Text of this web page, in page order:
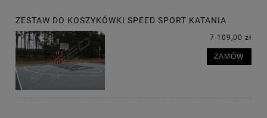
ZESTAW DO KOSZYKÓWKI SPEED SPORT KATANIA
7 109,00 zł
ZAMÓW